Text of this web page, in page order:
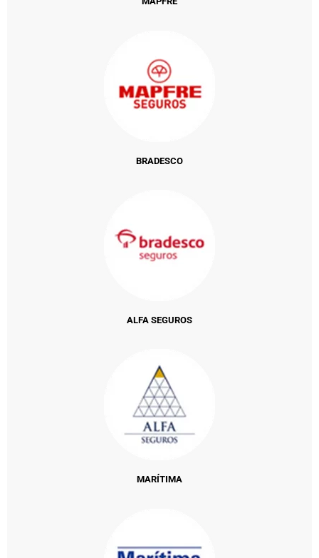
BRADESCO
ALFA SEGUROS
MARÍTIMA